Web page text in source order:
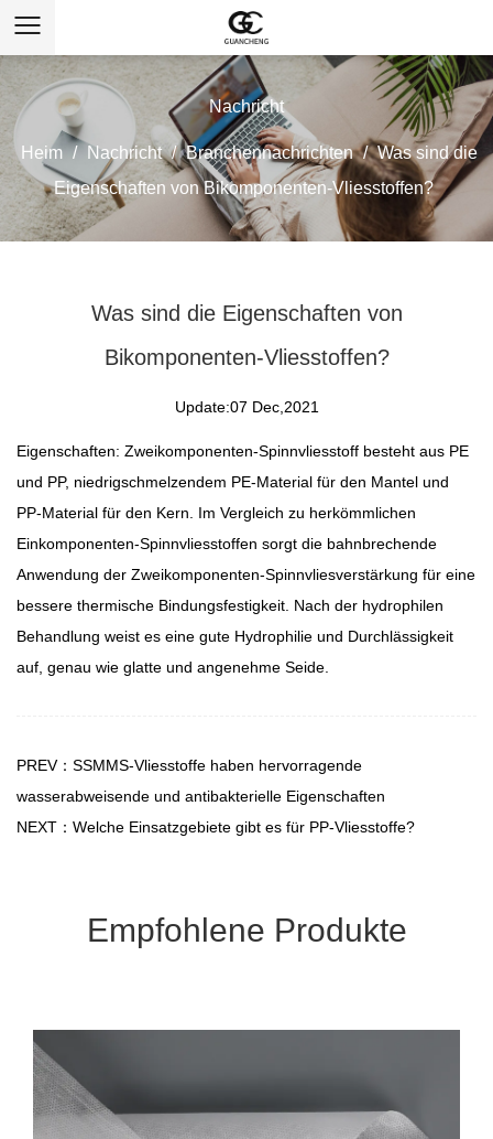
Nachricht
Heim / Nachricht / Branchennachrichten / Was sind die
Eigenschaften von Bikomponenten-Vliesstoffen?
Was sind die Eigenschaften von
Bikomponenten-Vliesstoffen?
Update:07 Dec,2021
Eigenschaften: Zweikomponenten-Spinnvliesstoff besteht aus PE
und PP, niedrigschmelzendem PE-Material für den Mantel und
PP-Material für den Kern. Im Vergleich zu herkömmlichen
Einkomponenten-Spinnvliesstoffen sorgt die bahnbrechende
Anwendung der Zweikomponenten-Spinnvliesverstärkung für eine
bessere thermische Bindungsfestigkeit. Nach der hydrophilen
Behandlung weist es eine gute Hydrophilie und Durchlässigkeit
auf, genau wie glatte und angenehme Seide.
PREV：SSMMS-Vliesstoffe haben hervorragende
wasserabweisende und antibakterielle Eigenschaften
NEXT：Welche Einsatzgebiete gibt es für PP-Vliesstoffe?
Empfohlene Produkte